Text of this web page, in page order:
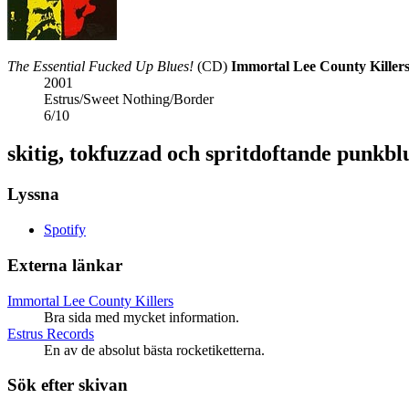
The Essential Fucked Up Blues! (CD) Immortal Lee County Killers
2001
Estrus/Sweet Nothing/Border
6/10
skitig, tokfuzzad och spritdoftande
Lyssna
Spotify
Externa länkar
Immortal Lee County Killers
Bra sida med mycket information.
Estrus Records
En av de absolut bästa rocketiketterna.
Sök efter skivan